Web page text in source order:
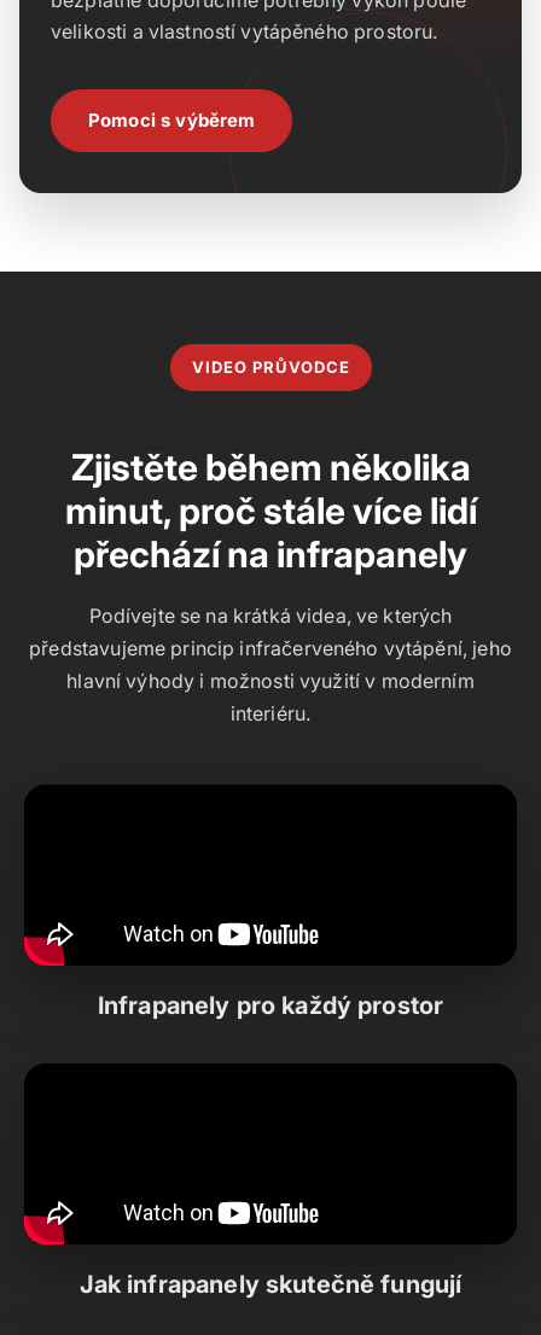
velikosti a vlastností vytápěného prostoru.
Pomoci s výběrem
VIDEO PRŮVODCE
Zjistěte během několika
minut, proč stále více lidí
přechází na infrapanely
Podívejte se na krátká videa, ve kterých
představujeme princip infračerveného vytápění, jeho
hlavní výhody i možnosti využití v moderním
interiéru.
Infrapanely pro každý prostor
Jak infrapanely skutečně fungují